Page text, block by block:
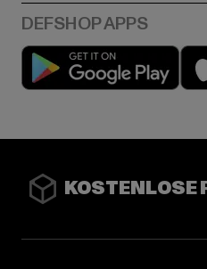
KOSTENLOSE